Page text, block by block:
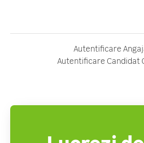
Autentificare
Autentificare Candidat